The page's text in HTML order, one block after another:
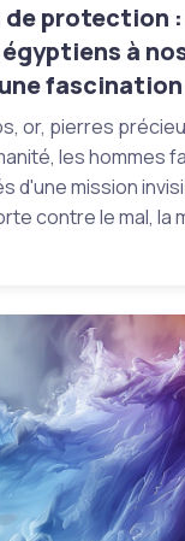
protection :
à
or, pierres
les hommes
d'une mission
contre le mal, la